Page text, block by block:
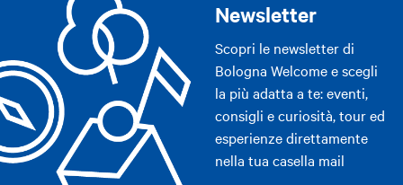
Newsletter
Scopri le newsletter di
Bologna Welcome e scegli
la più adatta a te: eventi,
consigli e curiosità, tour ed
esperienze direttamente
nella tua casella mail